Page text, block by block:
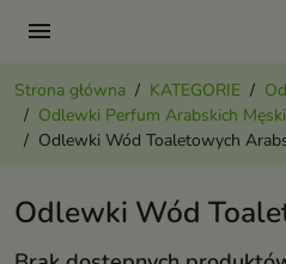
menu
Strona główna KATEGORIE
Odlewki Perfum Arabskich
Odlewki Wód Toaletowych
Odlewki Wód